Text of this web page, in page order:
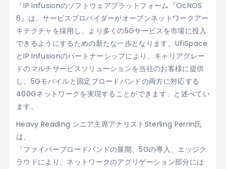
「IP Infusionのソフトウェアプラットフォーム『OcNOS
6』は、サービスプロバイダーがオープンネットワークアー
キテクチャを採用し、より多くの5Gサービスを市場に投入
できるようにするための新たな一歩となります。UfiSpace
とIP Infusionのパートナーシップにより、キャリアグレー
ドのマルチサービスソリューションを当社のお客様に提供
し、5Gモバイルと固定ブロードバンドの両方に対応する
400Gネットワークを実現することができます」と述べてい
ます。
Heavy Reading シニア主席アナリストSterling Perrin氏
は、
「ファイバーブロードバンドの展開、5Gの導入、エッジク
ラウドにより、ネットワークのアグリゲーション部分には